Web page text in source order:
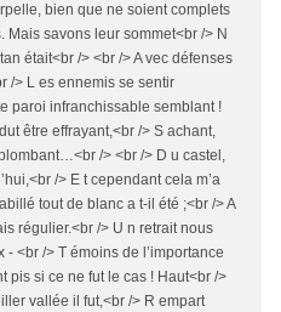
bien que ne soient complets
Mais savons leur sommet<br /> N
était<br /> <br /> A vec défenses
/> L es ennemis se sentir
paroi infranchissable semblant !
être effrayant,<br /> S achant,
/> <br /> D u castel,
/> E t cependant cela m’a
tout de blanc a t-il été ;<br /> A
régulier.<br /> U n retrait nous
<br /> T émoins de l’importance
pis si ce ne fut le cas ! Haut<br />
vallée il fut,<br /> R empart